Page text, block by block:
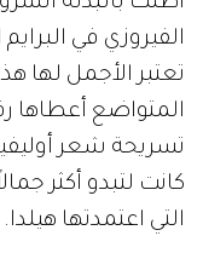
الفيروزي في
تعتبر الأجمل لها
المتواضع أعطاها
تسريحة شعر
التي اعتمدتها هيلدا.